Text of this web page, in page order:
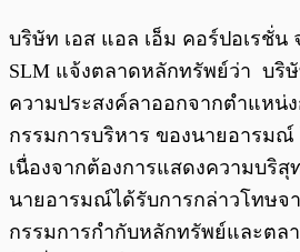
บริษัท เอส แอล เอ็ม คอร์ปอเรชั่
SLM แจ้งตลาดหลักทรัพย์ว่า บริ
ความประสงค์ลาออกจากตำแหน่
กรรมการบริหาร ของนายอารม
เนื่องจากต้องการแสดงความบริ
นายอารมณ์ได้รับการกล่าวโทษจ
กรรมการกำกับหลักทรัพย์และตล